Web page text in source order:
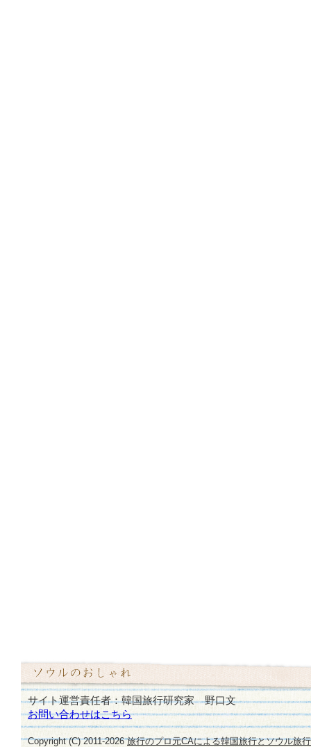
サイト運営責任者：韓国旅行研究家 野口文
お問い合わせはこちら
Copyright (C) 2011-2026旅行のプロ元CAによる韓国旅行とソウル旅